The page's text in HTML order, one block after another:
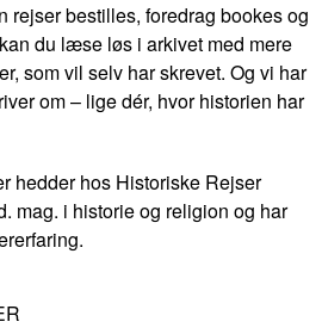
rejser bestilles, foredrag bookes og
du læse løs i arkivet med mere
som vil selv har skrevet. Og vi har
om – lige dér, hvor historien har
hedder hos Historiske Rejser
mag. i historie og religion og har